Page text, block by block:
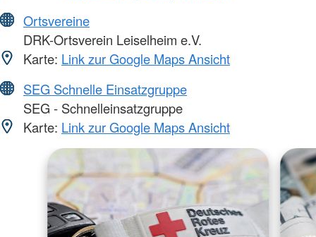
Ortsvereine
DRK-Ortsverein Leiselheim e.V.
Karte: Link zur Google Maps Ansicht
SEG Schnelle Einsatzgruppe
SEG - Schnelleinsatzgruppe
Karte: Link zur Google Maps Ansicht